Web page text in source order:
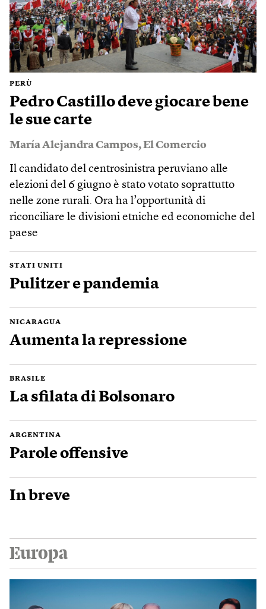
PERÙ
Pedro Castillo deve giocare bene
le sue carte
María Alejandra Campos,El Comercio
Il candidato del centrosinistra peruviano alle
elezioni del 6 giugno è stato votato soprattutto
nelle zone rurali. Ora ha l’opportunità di
riconciliare le divisioni etniche ed economiche del
paese
STATI UNITI
Pulitzer e pandemia
NICARAGUA
Aumenta la repressione
BRASILE
La sfilata di Bolsonaro
ARGENTINA
Parole offensive
In breve
Europa